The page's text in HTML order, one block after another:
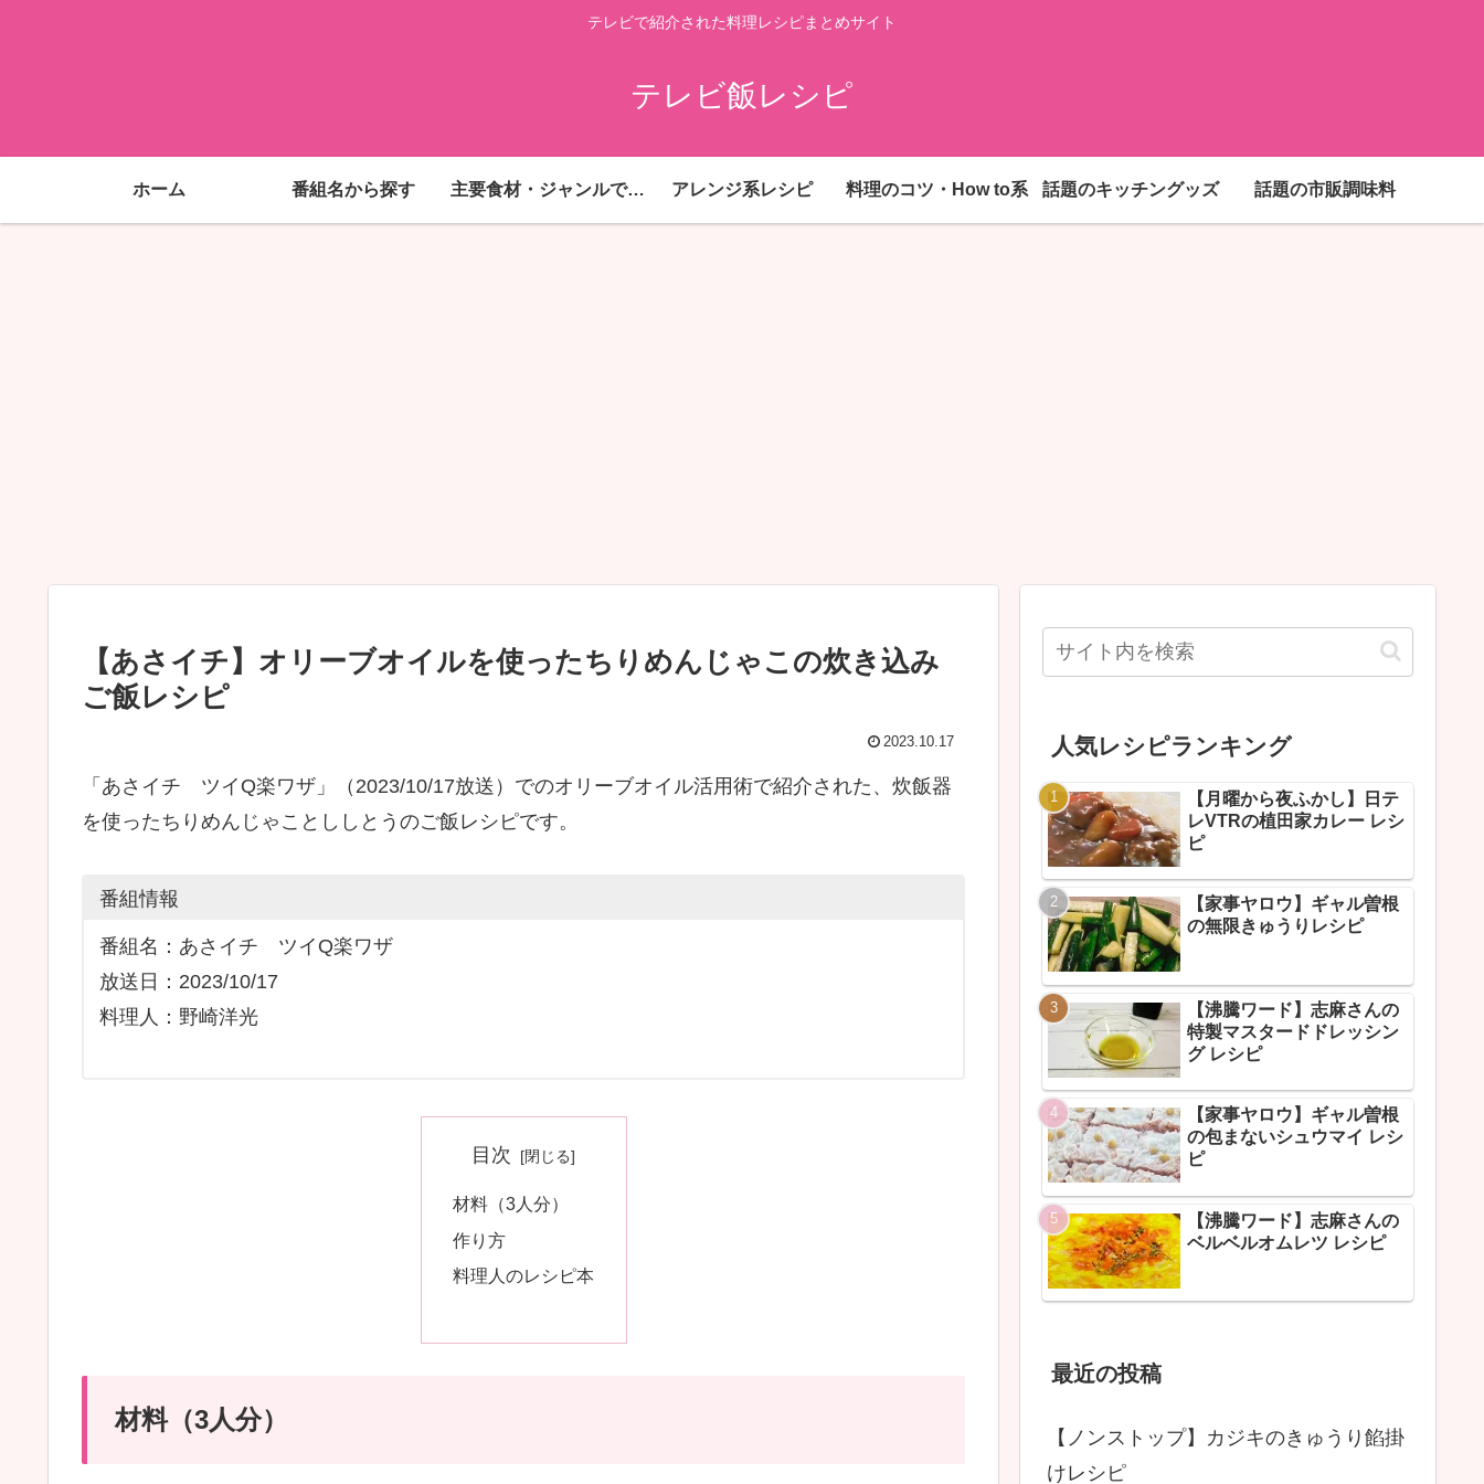
テレビで紹介された料理レシピまとめサイト
テレビ飯レシピ
ホーム 番組名から探す 主要食材・ジャンルで探す アレンジ系レシピ 料理のコツ・How to系 話題のキッチングッズ 話題の市販調味料
【あさイチ】オリーブオイルを使ったちりめんじゃこの炊き込み
ご飯レシピ
2023.10.17
「あさイチ ツイQ楽ワザ」（2023/10/17放送）でのオリーブオイル活用術で紹介された、炊飯器
を使ったちりめんじゃことししとうのご飯レシピです。
番組情報
番組名：あさイチ ツイQ楽ワザ
放送日：2023/10/17
料理人：野崎洋光
目次
材料（3人分）
作り方
料理人のレシピ本
材料（3人分）
人気レシピランキング
【月曜から夜ふかし】日テ
レVTRの植田家カレー レシ
ピ
【家事ヤロウ】ギャル曽根
の無限きゅうりレシピ
【沸騰ワード】志麻さんの
特製マスタードドレッシン
グ レシピ
【家事ヤロウ】ギャル曽根
の包まないシュウマイ レシ
ピ
【沸騰ワード】志麻さんの
ベルベルオムレツ レシピ
最近の投稿
【ノンストップ】カジキのきゅうり餡掛
けレシピ